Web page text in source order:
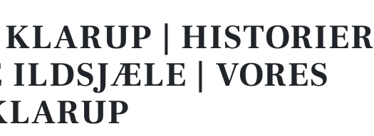
| HISTORIER
| VORES